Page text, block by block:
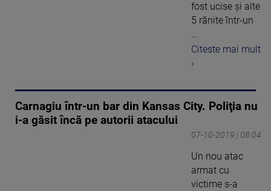
fost ucise şi alte
5 rănite într-un
...
Citeste mai mult
›
Carnagiu într-un bar din Kansas City. Poliţia nu
i-a găsit încă pe autorii atacului
07-10-2019 | 08:04
Un nou atac
armat cu
victime s-a